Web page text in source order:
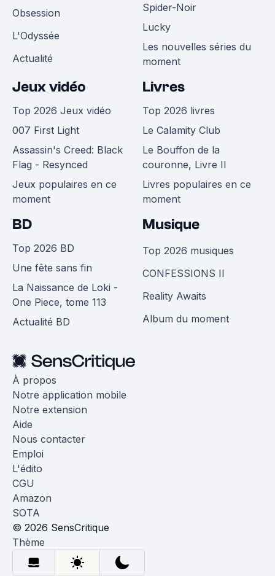
Obsession
L'Odyssée
Actualité
Spider-Noir
Lucky
Les nouvelles séries du
moment
Jeux vidéo
Top 2026 Jeux vidéo
007 First Light
Assassin's Creed: Black
Flag - Resynced
Jeux populaires en ce
moment
Livres
Top 2026 livres
Le Calamity Club
Le Bouffon de la
couronne, Livre II
Livres populaires en ce
moment
BD
Top 2026 BD
Une fête sans fin
La Naissance de Loki -
One Piece, tome 113
Actualité BD
Musique
Top 2026 musiques
CONFESSIONS II
Reality Awaits
Album du moment
À propos
Notre application mobile
Notre extension
Aide
Nous contacter
Emploi
L'édito
CGU
Amazon
SOTA
© 2026 SensCritique
Thème